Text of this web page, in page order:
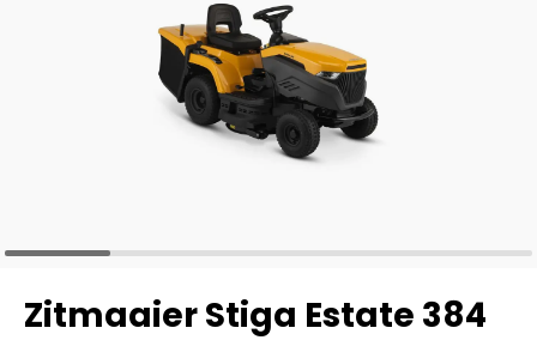
Zitmaaier Stiga Estate 384